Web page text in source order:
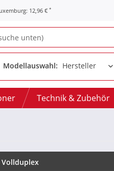
12,96 € *
Modellauswahl:
Technik & Zubehör
Vollduplex